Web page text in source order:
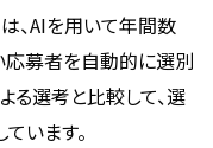
、AIを用いて年間数
応募者を自動的に選別
る選考と比較して、選
います。